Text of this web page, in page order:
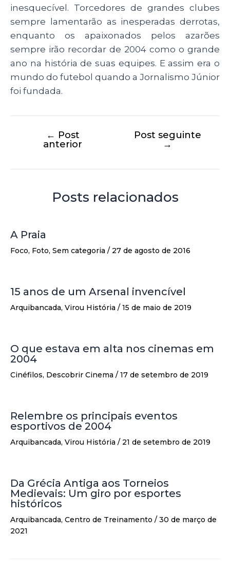
inesquecível. Torcedores de grandes clubes
sempre lamentarão as inesperadas derrotas,
enquanto os apaixonados pelos azarões
sempre irão recordar de 2004 como o grande
ano na história de suas equipes. E assim era o
mundo do futebol quando a Jornalismo Júnior
foi fundada.
← Post
anterior
Post seguinte
→
Posts relacionados
A Praia
Foco, Foto, Sem categoria / 27 de agosto de 2016
15 anos de um Arsenal invencível
Arquibancada, Virou História / 15 de maio de 2019
O que estava em alta nos cinemas em
2004
Cinéfilos, Descobrir Cinema / 17 de setembro de 2019
Relembre os principais eventos
esportivos de 2004
Arquibancada, Virou História / 21 de setembro de 2019
Da Grécia Antiga aos Torneios
Medievais: Um giro por esportes
históricos
Arquibancada, Centro de Treinamento / 30 de março de
2021